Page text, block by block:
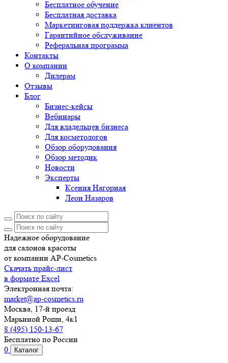
Бесплатное обучение
Бесплатная доставка
Маркетинговая поддержка клиентов
Гарантийное обслуживание
Реферальная программа
Контакты
О компании
Дилерам
Отзывы
Блог
Бизнес-кейсы
Вебинары
Для владельцев бизнеса
Для косметологов
Обзор оборудования
Обзор методик
Новости
Эксперты
Ксения Нагорная
Леон Назаров
Надежное оборудование
для салонов красоты
от компании AP-Cosmetics
Скачать прайс-лист
в формате Excel
Электронная почта:
market@ap-cosmetics.ru
Москва, 17-й проезд
Марьиной Рощи, 4к1
8 (495) 150-13-67
Бесплатно по России
0
Каталог